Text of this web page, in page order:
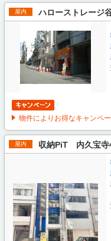
屋内 ハローストレージ
物件によりお得なキャンペ
屋内 収納PiT 内久宝寺